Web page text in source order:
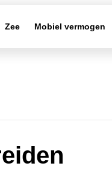
Zee Mobiel vermogen